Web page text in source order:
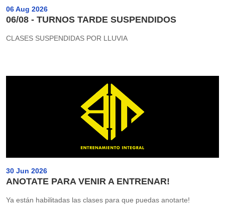
06 Aug 2026
06/08 - TURNOS TARDE SUSPENDIDOS
CLASES SUSPENDIDAS POR LLUVIA
30 Jun 2026
ANOTATE PARA VENIR A ENTRENAR!
Ya están habilitadas las clases para que puedas anotarte!